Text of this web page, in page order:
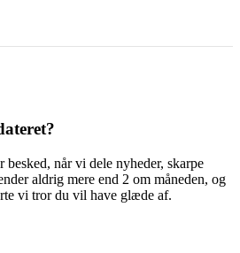
når vi dele nyheder, skarpe
aldrig mere end 2 om måneden, og
vi tror du vil have glæde af.